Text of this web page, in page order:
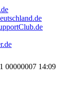
00000007 14:09